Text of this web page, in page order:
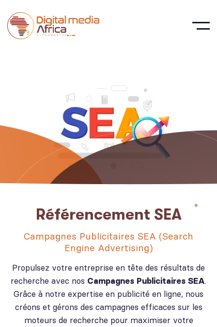
Référencement SEA
Campagnes Publicitaires SEA (Search
Engine Advertising)
Propulsez votre entreprise en tête des résultats de
recherche avec nos Campagnes Publicitaires SEA.
Grâce à notre expertise en publicité en ligne, nous
créons et gérons des campagnes efficaces sur les
moteurs de recherche pour maximiser votre